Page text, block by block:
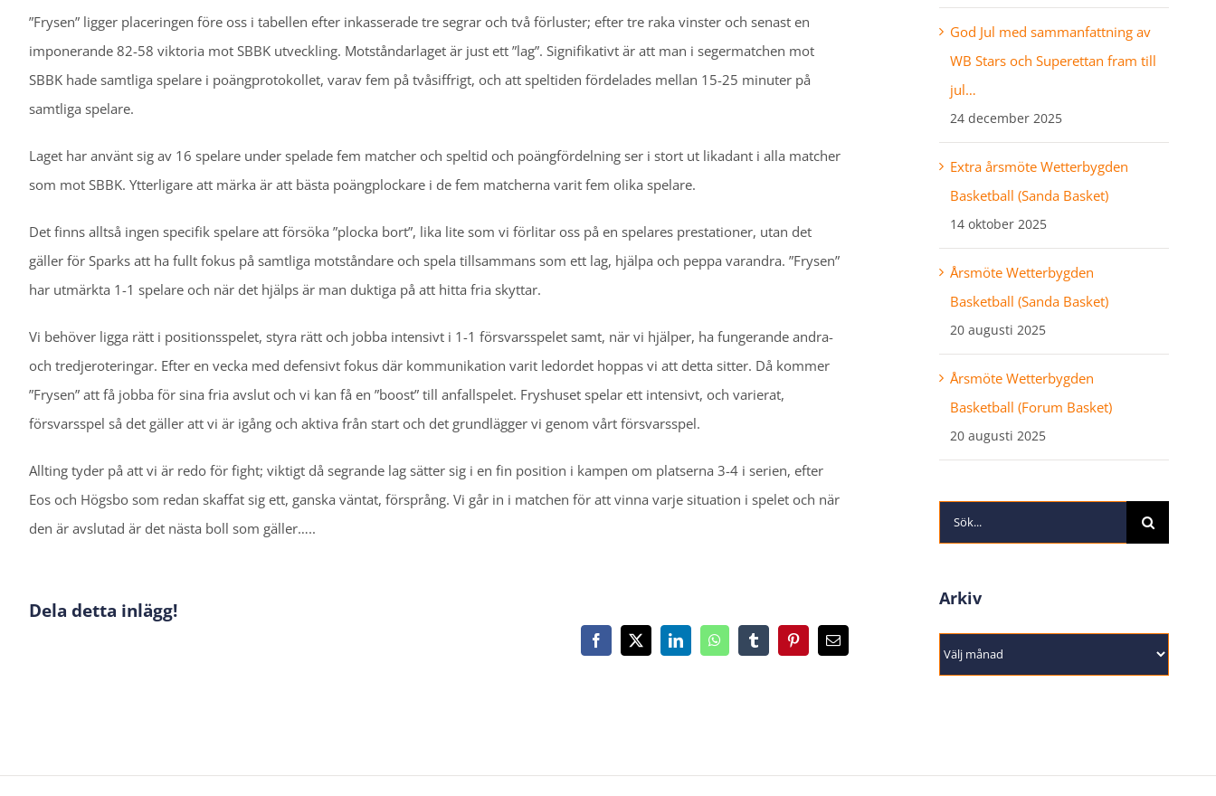
”Frysen” ligger placeringen före oss i tabellen efter inkasserade tre segrar och två förluster; efter tre raka vinster och senast en
imponerande 82-58 viktoria mot SBBK utveckling. Motståndarlaget är just ett ”lag”. Signifikativt är att man i segermatchen mot
SBBK hade samtliga spelare i poängprotokollet, varav fem på tvåsiffrigt, och att speltiden fördelades mellan 15-25 minuter på
samtliga spelare.
Laget har använt sig av 16 spelare under spelade fem matcher och speltid och poängfördelning ser i stort ut likadant i alla matcher
som mot SBBK. Ytterligare att märka är att bästa poängplockare i de fem matcherna varit fem olika spelare.
Det finns alltså ingen specifik spelare att försöka ”plocka bort”, lika lite som vi förlitar oss på en spelares prestationer, utan det
gäller för Sparks att ha fullt fokus på samtliga motståndare och spela tillsammans som ett lag, hjälpa och peppa varandra. ”Frysen”
har utmärkta 1-1 spelare och när det hjälps är man duktiga på att hitta fria skyttar.
Vi behöver ligga rätt i positionsspelet, styra rätt och jobba intensivt i 1-1 försvarsspelet samt, när vi hjälper, ha fungerande andra-
och tredjeroteringar. Efter en vecka med defensivt fokus där kommunikation varit ledordet hoppas vi att detta sitter. Då kommer
”Frysen” att få jobba för sina fria avslut och vi kan få en ”boost” till anfallspelet. Fryshuset spelar ett intensivt, och varierat,
försvarsspel så det gäller att vi är igång och aktiva från start och det grundlägger vi genom vårt försvarsspel.
Allting tyder på att vi är redo för fight; viktigt då segrande lag sätter sig i en fin position i kampen om platserna 3-4 i serien, efter
Eos och Högsbo som redan skaffat sig ett, ganska väntat, försprång. Vi går in i matchen för att vinna varje situation i spelet och när
den är avslutad är det nästa boll som gäller…..
Dela detta inlägg!
Facebook
X LinkedInWhatsAppTumblrPinterest
E-
post
God Jul med sammanfattning av
WB Stars och Superettan fram till
jul…
24 december 2025
Extra årsmöte Wetterbygden
Basketball (Sanda Basket)
14 oktober 2025
Årsmöte Wetterbygden
Basketball (Sanda Basket)
20 augusti 2025
Årsmöte Wetterbygden
Basketball (Forum Basket)
20 augusti 2025
Sök
efter:
Arkiv
Arkiv